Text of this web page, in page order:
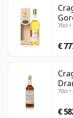
70cl •
€
70cl •
€